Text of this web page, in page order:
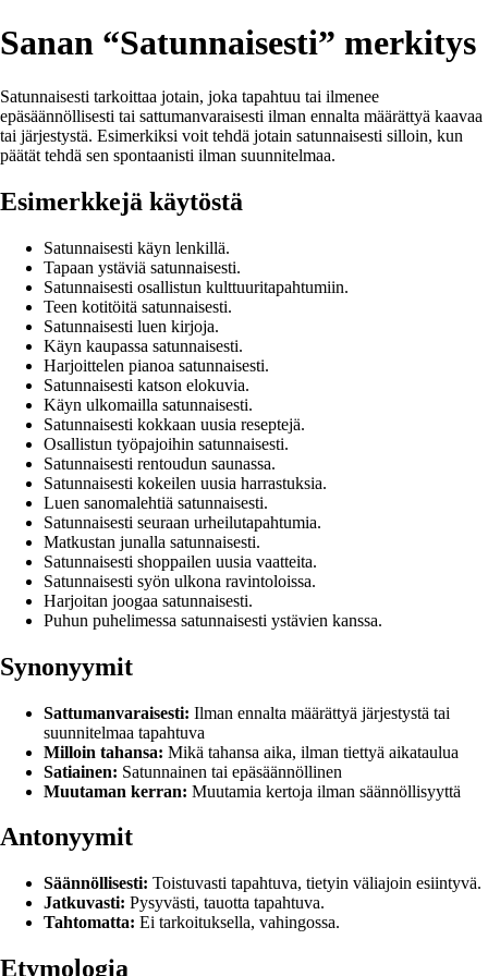
Sanan “Satunnaisesti” merkitys
Satunnaisesti tarkoittaa jotain, joka tapahtuu tai ilmenee
epäsäännöllisesti tai sattumanvaraisesti ilman ennalta määrättyä kaavaa
tai järjestystä. Esimerkiksi voit tehdä jotain satunnaisesti silloin, kun
päätät tehdä sen spontaanisti ilman suunnitelmaa.
Esimerkkejä käytöstä
Satunnaisesti käyn lenkillä.
Tapaan ystäviä satunnaisesti.
Satunnaisesti osallistun kulttuuritapahtumiin.
Teen kotitöitä satunnaisesti.
Satunnaisesti luen kirjoja.
Käyn kaupassa satunnaisesti.
Harjoittelen pianoa satunnaisesti.
Satunnaisesti katson elokuvia.
Käyn ulkomailla satunnaisesti.
Satunnaisesti kokkaan uusia reseptejä.
Osallistun työpajoihin satunnaisesti.
Satunnaisesti rentoudun saunassa.
Satunnaisesti kokeilen uusia harrastuksia.
Luen sanomalehtiä satunnaisesti.
Satunnaisesti seuraan urheilutapahtumia.
Matkustan junalla satunnaisesti.
Satunnaisesti shoppailen uusia vaatteita.
Satunnaisesti syön ulkona ravintoloissa.
Harjoitan joogaa satunnaisesti.
Puhun puhelimessa satunnaisesti ystävien kanssa.
Synonyymit
Sattumanvaraisesti: Ilman ennalta määrättyä järjestystä tai
suunnitelmaa tapahtuva
Milloin tahansa: Mikä tahansa aika, ilman tiettyä aikataulua
Satiainen: Satunnainen tai epäsäännöllinen
Muutaman kerran: Muutamia kertoja ilman säännöllisyyttä
Antonyymit
Säännöllisesti: Toistuvasti tapahtuva, tietyin väliajoin esiintyvä.
Jatkuvasti: Pysyvästi, tauotta tapahtuva.
Tahtomatta: Ei tarkoituksella, vahingossa.
Etymologia